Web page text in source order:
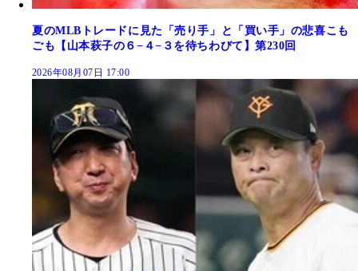
夏のMLBトレードに見た「売り手」と「買い手」の悲喜こも
ごも【山本萩子の６−４−３を待ちわびて】第230回
2026年08月07日 17:00